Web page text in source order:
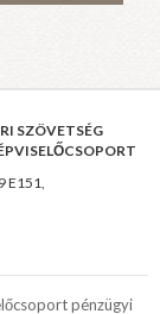
SZÖVETSÉG
E151,
pénzügyi